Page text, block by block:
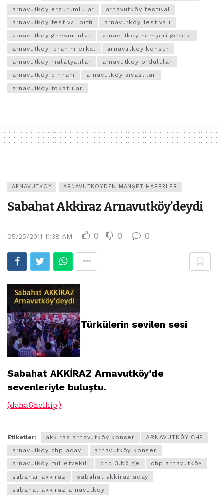
arnavutköy erzurumlular
arnavutköy festival
arnavutköy festival bitti
arnavutköy festivali
arnavutköy giresunlular
arnavutköy hemşeri gecesi
arnavutköy ibrahim erkal
arnavutköy konser
arnavutköy malatyalılar
arnavutköy ordulular
arnavutköy pinhani
arnavutköy sivaslılar
arnavutköy tokatlılar
ARNAVUTKÖY ARNAVUTKÖYDEN MANŞET HABERLER
Sabahat Akkiraz Arnavutköy’deydi
05/25/2011 11:38 AM 0 0 0
Türkülerin sevilen sesi
Sabahat AKKİRAZ Arnavutköy’de
sevenleriyle buluştu.
(daha&helliip;)
Etiketler: akkiraz arnavutköy konser
ARNAVUTKÖY CHP
arnavutköy chp adayı
arnavutköy konser
arnavutköy milletvekili
chp 3.bölge
chp arnavutköy
sabahar akkiraz
sabahat akkiraz aday
sabahat akkiraz arnavutköy